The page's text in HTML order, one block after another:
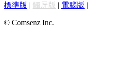
標準版 | 觸屏版 | 電腦版 |
© Comsenz Inc.